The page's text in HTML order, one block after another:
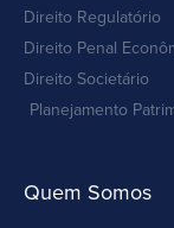
Direito Regulatório
Direito Penal
Direito Societário
Planejamento
Quem Somos